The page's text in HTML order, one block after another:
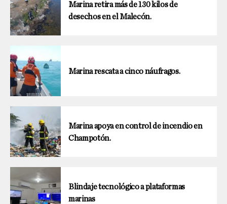
Marina retira más de 130 kilos de
desechos en el Malecón.
Marina rescata a cinco náufragos.
Marina apoya en control de incendio en
Champotón.
Blindaje tecnológico a plataformas
marinas